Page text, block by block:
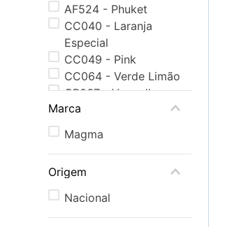
AF524 - Phuket
CC040 - Laranja
Especial
CC049 - Pink
CC064 - Verde Limão
CP067 - Vermelho
CS006 - Amarelo Ouro
CS013 - Azul Royal
CS020 - Branco
CS037 - Grafite
Marca
Magma
Origem
Nacional